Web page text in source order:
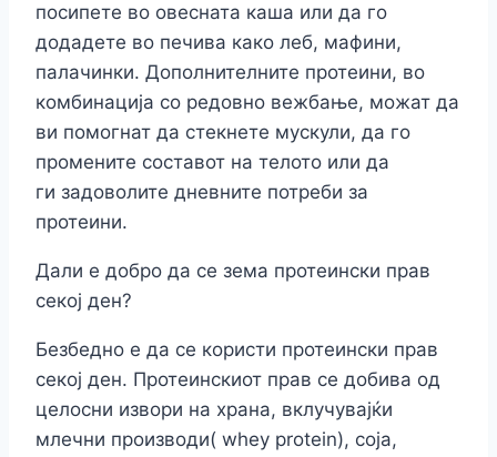
посипете во овесната каша или да го
додадете во печива како леб, мафини,
палачинки. Дополнителните протеини, во
комбинација со редовно вежбање, можат да
ви помогнат да стекнете мускули, да го
промените составот на телото или да
ги задоволите дневните потреби за
протеини.
Дали е добро да се зема протеински прав
секој ден?
Безбедно е да се користи протеински прав
секој ден. Протеинскиот прав се добива од
целосни извори на храна, вклучувајќи
млечни производи( whey protein), соја,